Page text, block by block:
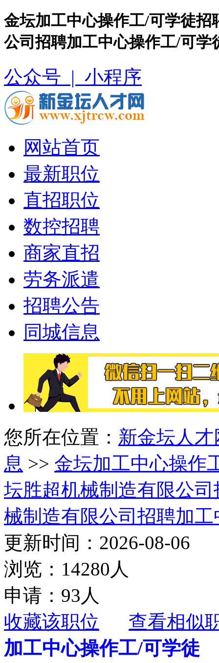
金坛加工中心操作工/可学徒
公司招聘加工中心操作工/可学
公众号 | 小程序
网站首页
最新职位
直招职位
数控招聘
商家直招
劳务派遣
招聘公告
同城信息
您所在位置： 新金坛人才
息 >> 金坛加工中心操作
坛胜超机械制造有限公
械制造有限公司招聘加
更新时间：2026-08-06
浏览：14280人
申请：93人
收藏该职位
查看相似
加工中心操作工/可学徒